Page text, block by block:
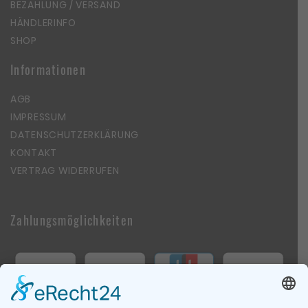
BEZAHLUNG / VERSAND
HÄNDLERINFO
SHOP
Informationen
AGB
IMPRESSUM
DATENSCHUTZERKLÄRUNG
KONTAKT
VERTRAG WIDERRUFEN
Zahlungsmöglichkeiten